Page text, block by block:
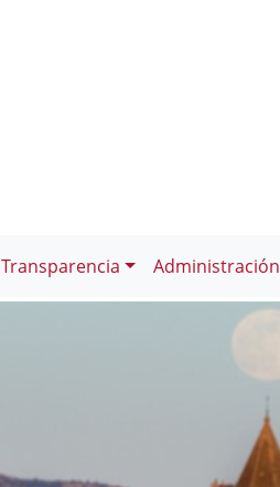
Transparencia Administración